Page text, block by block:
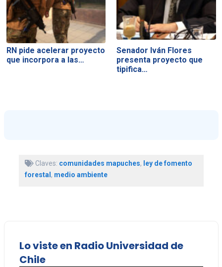
RN pide acelerar proyecto
que incorpora a las…
Senador Iván Flores
presenta proyecto que
tipifica…
Claves: comunidades mapuches, ley de fomento
forestal, medio ambiente
Lo viste en Radio Universidad de
Chile